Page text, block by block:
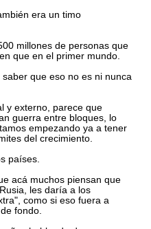
era un timo
millones de personas que
que en el primer mundo.
que eso no es ni nunca
y externo, parece que
guerra entre bloques, lo
empezando ya a tener
del crecimiento.
países.
acá muchos piensan que
les daría a los
como si eso fuera a
fondo.